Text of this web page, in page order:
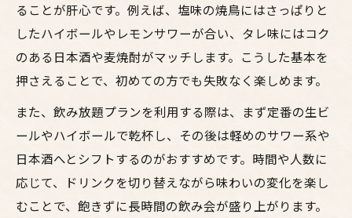
ることが肝心です。例えば、塩味の焼鳥にはさっぱりと
したハイボールやレモンサワーが合い、タレ味にはコク
のある日本酒や麦焼酎がマッチします。こうした基本を
押さえることで、初めての方でも失敗なく楽しめます。
また、飲み放題プランを利用する際は、まず定番の生ビ
ールやハイボールで乾杯し、その後は軽めのサワー系や
日本酒へとシフトするのがおすすめです。時間や人数に
応じて、ドリンクを切り替えながら味わいの変化を楽し
むことで、飽きずに長時間の飲み会が盛り上がります。